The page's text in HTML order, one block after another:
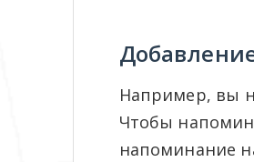
Например, вы
Чтобы
напоминание